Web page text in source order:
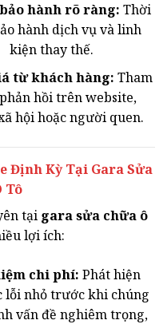
hành rõ ràng: Thời
hành dịch vụ và linh
kiện thay thế.
từ khách hàng: Tham
hồi trên website,
hội hoặc người quen.
Định Kỳ Tại Gara Sửa
Tô
tại gara sửa chữa ô
lợi ích:
chi phí: Phát hiện
lỗi nhỏ trước khi chúng
vấn đề nghiêm trọng,